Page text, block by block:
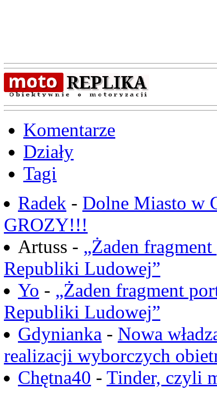
Komentarze
Działy
Tagi
Radek - Dolne Miasto w
GROZY!!!
Artuss - „Żaden
Republiki Ludowej”
Yo - „Żaden fragment
Republiki Ludowej”
Gdynianka - Nowa
realizacji wyborczych
Chętna40 - Tinder, czyli